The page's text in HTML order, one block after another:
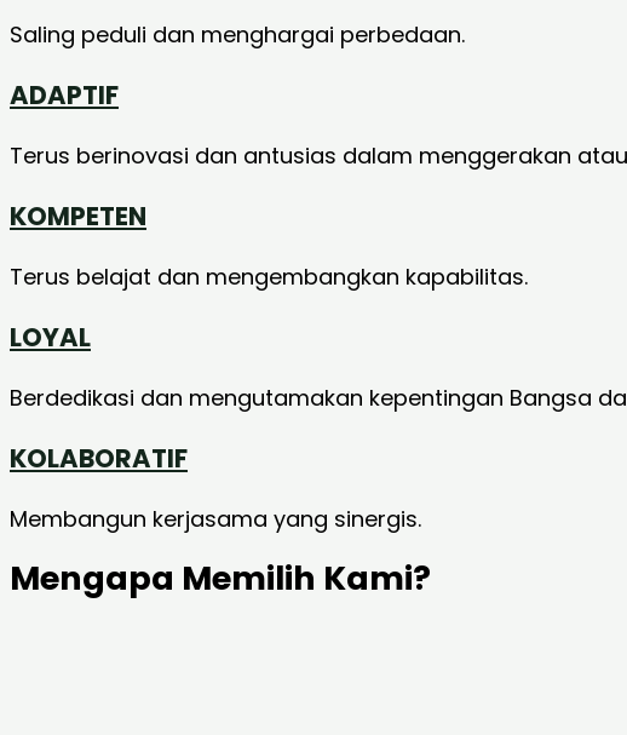
Saling peduli dan menghargai perbedaan.
ADAPTIF
Terus berinovasi dan antusias dalam menggerakan
KOMPETEN
Terus belajat dan mengembangkan kapabilitas.
LOYAL
Berdedikasi dan mengutamakan kepentingan Bangsa
KOLABORATIF
Membangun kerjasama yang sinergis.
Mengapa Memilih Kami?